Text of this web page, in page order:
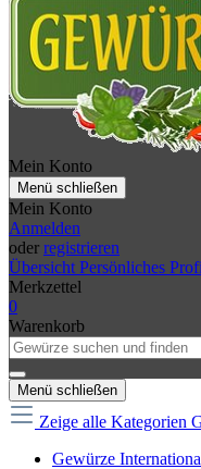
Mein Konto
Menü schließen
Mein Konto
Anmelden
oder registrieren
Übersicht Persönliches
Merkzettel
0
Warenkorb
Menü schließen
Zeige alle Kategorien
Gewürze